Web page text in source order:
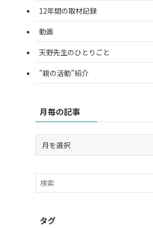
12年間の取材記録
動画
天野先生のひとりごと
”親の活動”紹介
月毎の記事
記
事
タグ